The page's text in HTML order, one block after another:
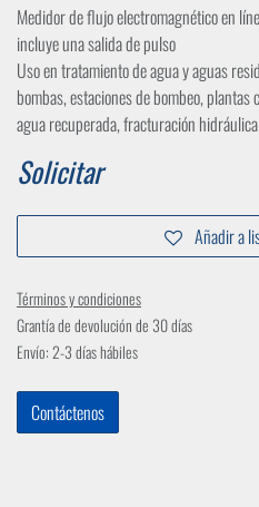
Medidor de flujo electromagnético en
incluye una salida de pulso
Uso en tratamiento de agua y aguas
bombas, estaciones de bombeo,
agua recuperada, fracturación hidráulica
Solicitar
Añadir a
Términos y condiciones
Grantía de devolución de 30 días
Envío: 2-3 días hábiles
Contáctenos